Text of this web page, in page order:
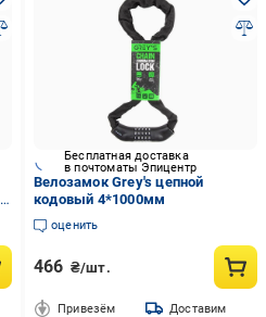
Бесплатная доставка
в почтоматы Эпицентр
Велозамок Grey's цепной
кодовый 4*1000мм
оценить
466 ₴/шт.
Привезём Доставим